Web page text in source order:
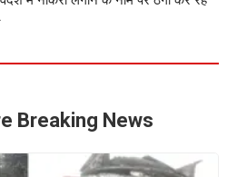
Breaking News